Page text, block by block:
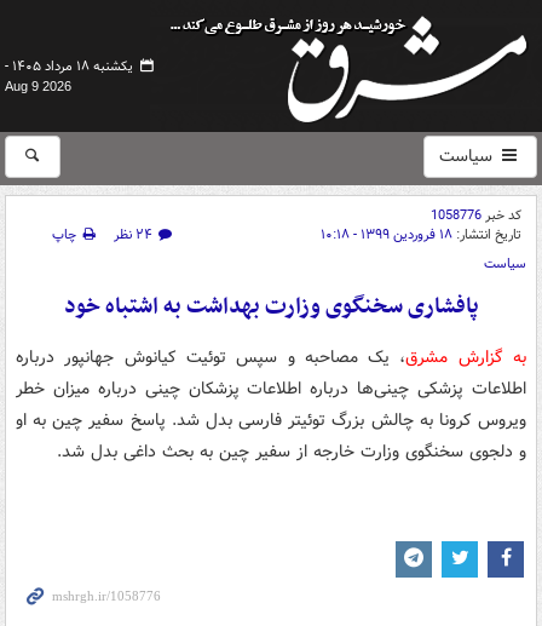
یکشنبه ۱۸ مرداد ۱۴۰۵ -
Aug 9 2026
سیاست
کد خبر1058776
تاریخ انتشار: ۱۸ فروردین ۱۳۹۹ - ۱۰:۱۸ ۲۴ نظر
چاپ
سیاست
پافشاری سخنگوی وزارت بهداشت به اشتباه خود
به گزارش مشرق، یک مصاحبه و سپس توئیت کیانوش جهانپور درباره
اطلاعات پزشکی چینی‌ها درباره اطلاعات پزشکان چینی درباره میزان خطر
ویروس کرونا به چالش بزرگ توئیتر فارسی بدل شد. پاسخ سفیر چین به او
و دلجوی سخنگوی وزارت خارجه از سفیر چین به بحث داغی بدل شد.